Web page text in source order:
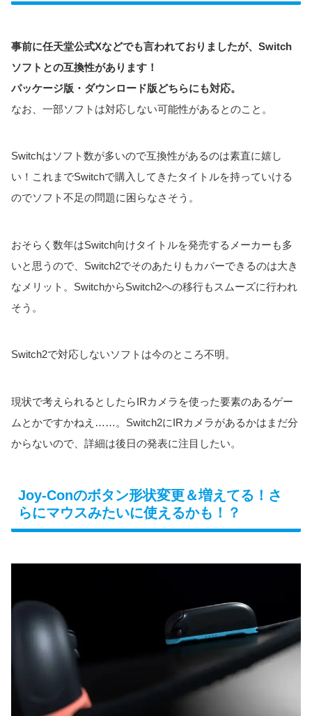
事前に任天堂公式Xなどでも言われておりましたが、Switch
ソフトとの互換性があります！
パッケージ版・ダウンロード版どちらにも対応。
なお、一部ソフトは対応しない可能性があるとのこと。
Switchはソフト数が多いので互換性があるのは素直に嬉し
い！これまでSwitchで購入してきたタイトルを持っていける
のでソフト不足の問題に困らなさそう。
おそらく数年はSwitch向けタイトルを発売するメーカーも多
いと思うので、Switch2でそのあたりもカバーできるのは大き
なメリット。SwitchからSwitch2への移行もスムーズに行われ
そう。
Switch2で対応しないソフトは今のところ不明。
現状で考えられるとしたらIRカメラを使った要素のあるゲー
ムとかですかねえ……。Switch2にIRカメラがあるかはまだ分
からないので、詳細は後日の発表に注目したい。
Joy-Conのボタン形状変更＆増えてる！さ
らにマウスみたいに使えるかも！？